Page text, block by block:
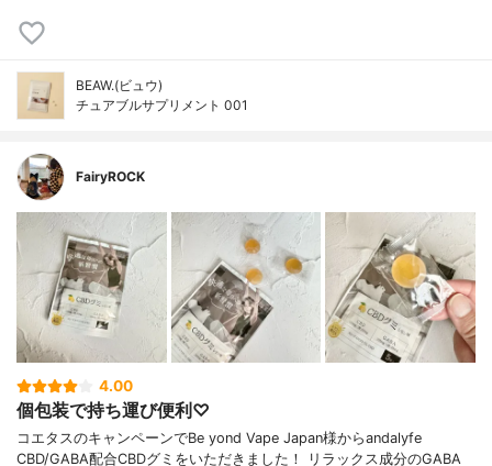
BEAW.(ビュウ)
チュアブルサプリメント 001
FairyROCK
4.00
個包装で持ち運び便利♡
コエタスのキャンペーンでBe yond Vape Japan様からandalyfe
CBD/GABA配合CBDグミをいただきました！ リラックス成分のGABA